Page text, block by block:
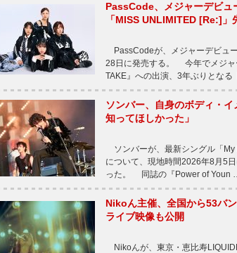
PassCode、メジャーデビ
「MISS UNLIMITED [Re:]」
PassCodeが、メジャーデビュ
28日に発売する。 今年でメジャ
TAKE』への出演、3年ぶりとな
ソンバー、自身のボディ・
知ってほしかった」
ソンバーが、最新シングル「My
について、現地時間2026年8月5
った。 同誌の『Power of Youn
Nikoん主催、全国から53バ
ライブ映像も公開
Nikoんが、東京・恵比寿